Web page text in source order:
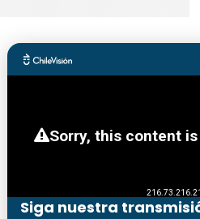
Siga nuestra